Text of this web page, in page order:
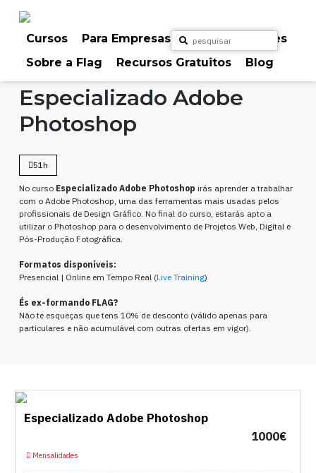
Cursos Para Empresas
Para Particulares
Sobre a Flag
Recursos Gratuitos Blog
Home Cursos Design Gráfico
Especializado Adobe
Photoshop
51h
No curso Especializado Adobe Photoshop irás aprender a trabalhar
com o Adobe Photoshop, uma das ferramentas mais usadas pelos
profissionais de Design Gráfico. No final do curso, estarás apto a
utilizar o Photoshop para o desenvolvimento de Projetos Web, Digital e
Pós-Produção Fotográfica.
Formatos disponíveis:
Presencial | Online em Tempo Real (Live Training)
És ex-formando FLAG?
Não te esqueças que tens 10% de desconto (válido apenas para
particulares e não acumulável com outras ofertas em vigor).
Especializado Adobe Photoshop
1000€
Mensalidades